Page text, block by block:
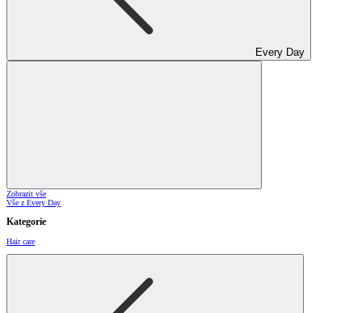
Every Day
Zobrazit vše
Vše z Every Day
Kategorie
Hair care